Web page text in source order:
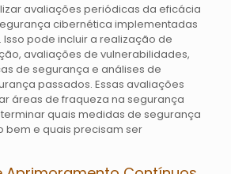
avaliações periódicas da eficácia
cibernética implementadas
pode incluir a realização de
avaliações de vulnerabilidades,
de segurança e análises de
passados. Essas avaliações
áreas de fraqueza na segurança
quais medidas de segurança
bem e quais precisam ser